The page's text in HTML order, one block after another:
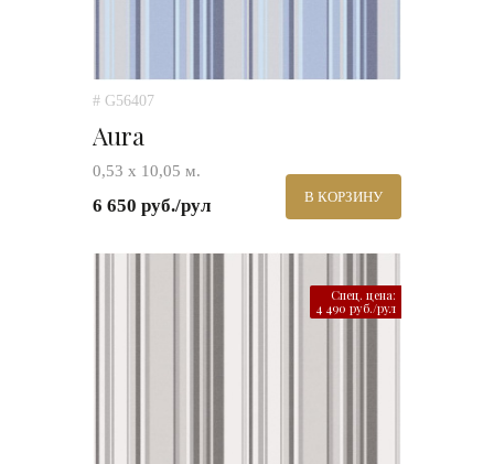
# G56407
Aura
0,53 х 10,05 м.
6 650 руб./рул В КОРЗИНУ
Спец. цена:
4 490 руб./рул